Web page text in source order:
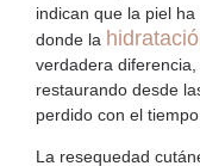
indican que la piel
donde la
verdadera
restaurando desde
perdido con el tiempo.
La resequedad